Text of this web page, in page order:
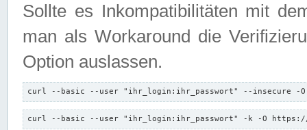
Sollte es Inkompatibilitäten mit
man als Workaround die
Option auslassen.
curl --basic --user "ihr_login:ihr_passwort" --insecure -
curl --basic --user "ihr_login:ihr_passwort" -k -O https://